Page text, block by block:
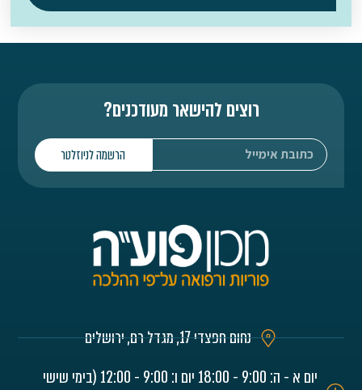
רוצים להישאר מעודכנים?
הרשמה לניוזלטר
נחום חפצדי 17, מגדל רם, ירושלים
יום א - ה: 9:00 - 18:00 יום ו: 9:00 - 12:00 (בימי שישי